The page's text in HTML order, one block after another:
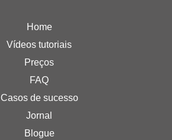
Home
Vídeos tutoriais
Preços
FAQ
Casos de sucesso
Jornal
Blogue